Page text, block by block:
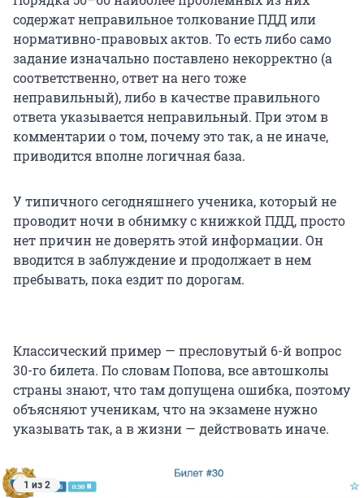
содержат неправильное толкование ПДД или
нормативно-правовых актов. То есть либо само
задание изначально поставлено некорректно (а
соответственно, ответ на него тоже
неправильный), либо в качестве правильного
ответа указывается неправильный. При этом в
комментарии о том, почему это так, а не иначе,
приводится вполне логичная база.
У типичного сегодняшнего ученика, который не
проводит ночи в обнимку с книжкой ПДД, просто
нет причин не доверять этой информации. Он
вводится в заблуждение и продолжает в нем
пребывать, пока ездит по дорогам.
Классический пример — пресловутый 6-й вопрос
30-го билета. По словам Попова, все автошколы
страны знают, что там допущена ошибка, поэтому
объясняют ученикам, что на экзамене нужно
указывать так, а в жизни — действовать иначе.
1 из 2